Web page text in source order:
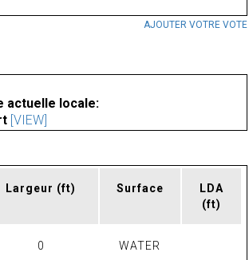
AJOUTER VOTRE VOTE
actuelle locale:
[VIEW]
Largeur (ft) Surface
LDA
(ft)
0 WATER